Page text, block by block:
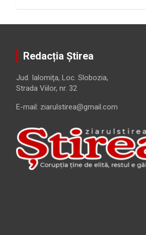
Redacția Știrea
Jud. Ialomiţa, Loc. Slobozia,
Strada Viilor, nr. 32
E-mail: ziarulstirea@gmail.com